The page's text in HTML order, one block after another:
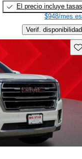
El precio incluye tasas
$948/mes
Verif. disponibilidad